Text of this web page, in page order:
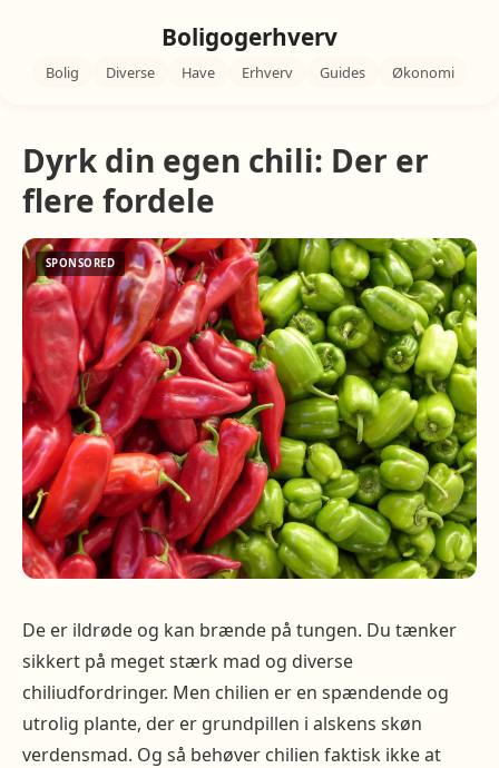
Boligogerhverv
Bolig Diverse Have Erhverv Guides Økonomi
Dyrk din egen chili: Der er
flere fordele
De er ildrøde og kan brænde på tungen. Du tænker
sikkert på meget stærk mad og diverse
chiliudfordringer. Men chilien er en spændende og
utrolig plante, der er grundpillen i alskens skøn
verdensmad. Og så behøver chilien faktisk ikke at